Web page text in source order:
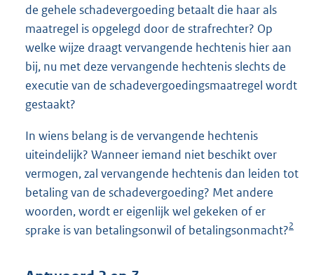
de gehele schadevergoeding betaalt die haar als
maatregel is opgelegd door de strafrechter? Op
welke wijze draagt vervangende hechtenis hier aan
bij, nu met deze vervangende hechtenis slechts de
executie van de schadevergoedingsmaatregel wordt
gestaakt?
In wiens belang is de vervangende hechtenis
uiteindelijk? Wanneer iemand niet beschikt over
vermogen, zal vervangende hechtenis dan leiden tot
betaling van de schadevergoeding? Met andere
woorden, wordt er eigenlijk wel gekeken of er
sprake is van betalingsonwil of betalingsonmacht?2